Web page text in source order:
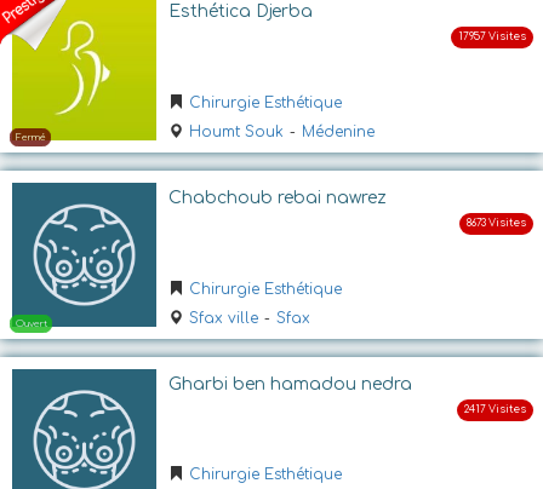
Fermé
Esthética Djerba
Chirurgie Esthétique
Houmt Souk - Médenine
Chabchoub rebai nawrez
Chirurgie Esthétique
Sfax ville - Sfax
Gharbi ben hamadou nedra
Chirurgie Esthétique